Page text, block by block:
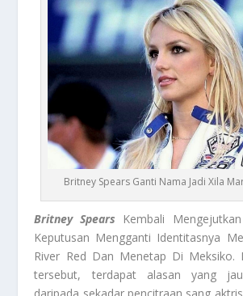
Britney Spears Ganti Nama Jadi Xila
Britney Spears Kembali
Keputusan Mengganti Identitasnya
River Red Dan Menetap Di Meksiko.
tersebut, terdapat alasan yang